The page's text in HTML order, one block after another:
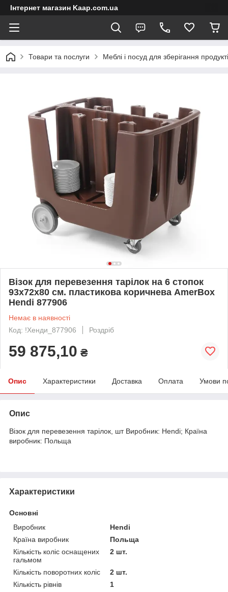
Інтернет магазин Kaap.com.ua
Товари та послуги Меблі і посуд для зберігання
Візок для перевезення тарілок на 6 стопок
93х72х80 см. пластикова коричнева AmerBox
Hendi 877906
Немає в наявності
Код: !Хенди_877906
Роздріб
59 875,10 ₴
Опис Характеристики Доставка Оплата Умови
Опис
Візок для перевезення тарілок, шт Виробник: Hendi; Країна
виробник: Польща
Характеристики
Основні
Виробник
Hendi
Країна виробник
Польща
Кількість коліс оснащених
гальмом
2 шт.
Кількість поворотних коліс
2 шт.
Кількість рівнів
1